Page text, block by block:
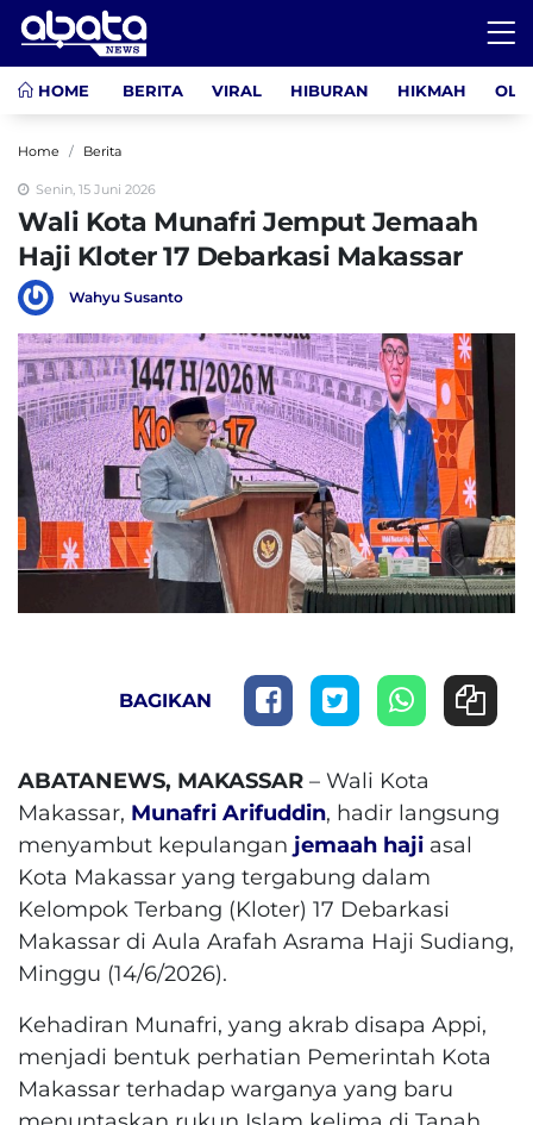
HOME BERITA VIRAL HIBURAN HIKMAH
Home Berita
Senin, 15 Juni 2026
Wali Kota Munafri Jemput Jemaah
Haji Kloter 17 Debarkasi Makassar
Wahyu Susanto
BAGIKAN
ABATANEWS, MAKASSAR – Wali Kota
Makassar, Munafri Arifuddin, hadir langsung
menyambut kepulangan jemaah haji asal
Kota Makassar yang tergabung dalam
Kelompok Terbang (Kloter) 17 Debarkasi
Makassar di Aula Arafah Asrama Haji Sudiang,
Minggu (14/6/2026).
Kehadiran Munafri, yang akrab disapa Appi,
menjadi bentuk perhatian Pemerintah Kota
Makassar terhadap warganya yang baru